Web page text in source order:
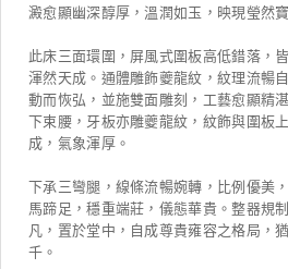
澱愈顯幽深醇厚，溫潤如玉，映現瑩然
此床三面環圍，屏風式圍板高低錯落，
渾然天成。通體雕飾夔龍紋，紋理流暢
動而恢弘，並施雙面雕刻，工藝愈顯精
下束腰，牙板亦雕夔龍紋，紋飾與圍板
成，氣象渾厚。
下承三彎腿，線條流暢婉轉，比例優美
馬蹄足，穩重端莊，儀態華貴。整器規
凡，置於堂中，自成尊貴雍容之格局，
千。